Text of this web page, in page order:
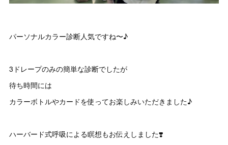
パーソナルカラー診断人気ですね〜♪
3ドレープのみの簡単な診断でしたが
待ち時間には
カラーボトルやカードを使ってお楽しみいただきました♪
ハーバード式呼吸による瞑想もお伝えしました❣️